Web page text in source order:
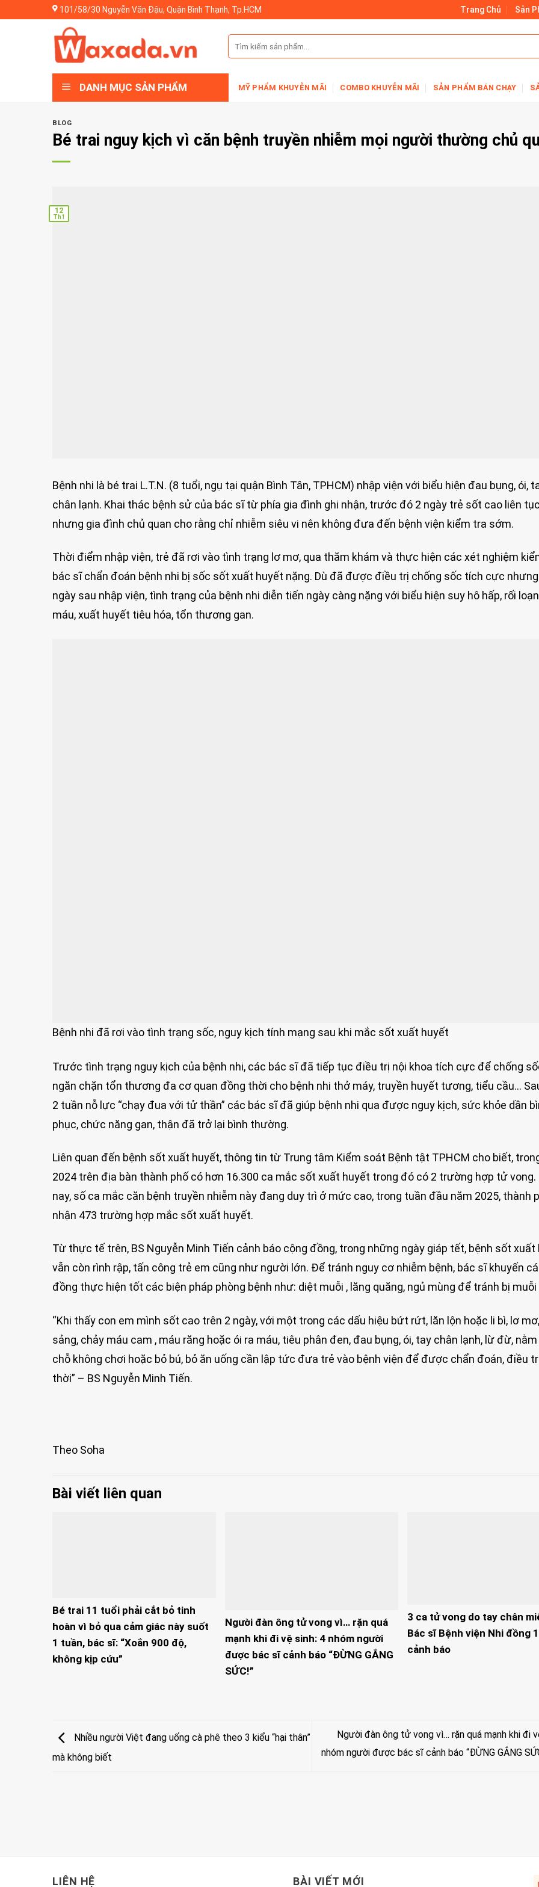
to
101/58/30 Nguyễn Văn Đậu, Quận Bình Thạnh, Tp.HCM Trang Chủ Sản
Tìm
kiếm:
DANH MỤC SẢN PHẨM MỸ PHẨM KHUYỄN MÃI COMBO KHUYỄN MÃI SẢN PHẨM BÁN CHẠY
BLOG
Bé trai nguy kịch vì căn bệnh truyền nhiễm mọi người thường chủ
12
Th1
Bệnh nhi là bé trai L.T.N. (8 tuổi, ngụ tại quận Bình Tân, TPHCM) nhập viện với biểu hiện đau bụng, ói,
chân lạnh. Khai thác bệnh sử của bác sĩ từ phía gia đình ghi nhận, trước đó 2 ngày trẻ sốt cao liên tục
nhưng gia đình chủ quan cho rằng chỉ nhiễm siêu vi nên không đưa đến bệnh viện kiểm tra sớm.
Thời điểm nhập viện, trẻ đã rơi vào tình trạng lơ mơ, qua thăm khám và thực hiện các xét nghiệm
bác sĩ chẩn đoán bệnh nhi bị sốc sốt xuất huyết nặng. Dù đã được điều trị chống sốc tích cực
ngày sau nhập viện, tình trạng của bệnh nhi diễn tiến ngày càng nặng với biểu hiện suy hô hấp, rối
máu, xuất huyết tiêu hóa, tổn thương gan.
Bệnh nhi đã rơi vào tình trạng sốc, nguy kịch tính mạng sau khi mắc sốt xuất huyết
Trước tình trạng nguy kịch của bệnh nhi, các bác sĩ đã tiếp tục điều trị nội khoa tích cực để chống
ngăn chặn tổn thương đa cơ quan đồng thời cho bệnh nhi thở máy, truyền huyết tương, tiểu cầu…
2 tuần nỗ lực “chạy đua với tử thần” các bác sĩ đã giúp bệnh nhi qua được nguy kịch, sức khỏe dần
phục, chức năng gan, thận đã trở lại bình thường.
Liên quan đến bệnh sốt xuất huyết, thông tin từ Trung tâm Kiểm soát Bệnh tật TPHCM cho biết,
2024 trên địa bàn thành phố có hơn 16.300 ca mắc sốt xuất huyết trong đó có 2 trường hợp tử vong.
nay, số ca mắc căn bệnh truyền nhiễm này đang duy trì ở mức cao, trong tuần đầu năm 2025, thành
nhận 473 trường hợp mắc sốt xuất huyết.
Từ thực tế trên, BS Nguyễn Minh Tiến cảnh báo cộng đồng, trong những ngày giáp tết, bệnh sốt xuất
vẫn còn rình rập, tấn công trẻ em cũng như người lớn. Để tránh nguy cơ nhiễm bệnh, bác sĩ khuyến
đồng thực hiện tốt các biện pháp phòng bệnh như: diệt muỗi , lăng quăng, ngủ mùng để tránh bị
“Khi thấy con em mình sốt cao trên 2 ngày, với một trong các dấu hiệu bứt rứt, lăn lộn hoặc li bì, lơ
sảng, chảy máu cam , máu răng hoặc ói ra máu, tiêu phân đen, đau bụng, ói, tay chân lạnh, lừ đừ,
chỗ không chơi hoặc bỏ bú, bỏ ăn uống cần lập tức đưa trẻ vào bệnh viện để được chẩn đoán, điều
thời” – BS Nguyễn Minh Tiến.
Theo Soha
Bài viết liên quan
Bé trai 11 tuổi phải cắt bỏ tinh
hoàn vì bỏ qua cảm giác này suốt
1 tuần, bác sĩ: “Xoắn 900 độ,
không kịp cứu”
Người đàn ông tử vong vì… rặn quá
mạnh khi đi vệ sinh: 4 nhóm người
được bác sĩ cảnh báo “ĐỪNG GẮNG
SỨC!”
3 ca tử vong do tay chân
Bác sĩ Bệnh viện Nhi đồng
cảnh báo
Nhiều người Việt đang uống cà phê theo 3 kiểu “hại thân”
mà không biết
Người đàn ông tử vong vì… rặn quá mạnh khi đi
nhóm người được bác sĩ cảnh báo “ĐỪNG GẮNG
LIÊN HỆ BÀI VIẾT MỚI